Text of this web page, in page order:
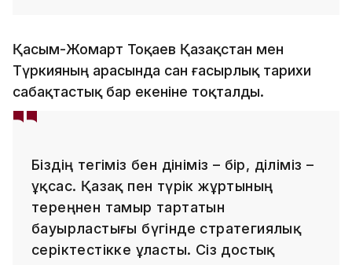
Қасым-Жомарт Тоқаев Қазақстан мен
Түркияның арасында сан ғасырлық тарихи
сабақтастық бар екеніне тоқталды.
Біздің тегіміз бен дініміз – бір, діліміз –
ұқсас. Қазақ пен түрік жұртының
тереңнен тамыр тартатын
бауырластығы бүгінде стратегиялық
серіктестікке ұласты. Сіз достық